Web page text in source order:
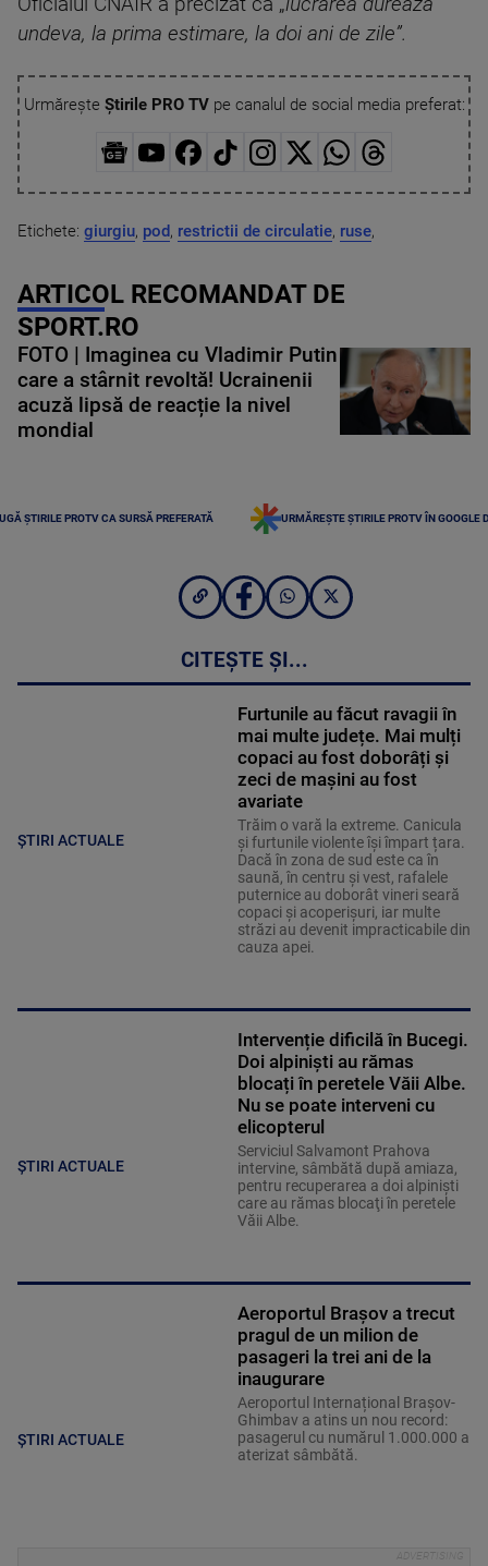
undeva, la prima estimare, la doi ani de zile”.
Urmărește Știrile PRO TVpe canalul de social media preferat:
Etichete: giurgiu, pod, restrictii de circulatie, ruse,
ARTICOL RECOMANDAT DE
SPORT.RO
FOTO | Imaginea cu Vladimir Putin
care a stârnit revoltă! Ucrainenii
acuză lipsă de reacție la nivel
mondial
ȘTIRILE PROTV CA SURSĂ PREFERATĂ URMĂREȘTE ȘTIRILE PROTV ÎN GOOGLE
CITEȘTE ȘI...
ȘTIRI ACTUALE
Furtunile au făcut ravagii în
mai multe județe. Mai mulți
copaci au fost doborâți și
zeci de mașini au fost
avariate
Trăim o vară la extreme. Canicula
și furtunile violente își împart țara.
Dacă în zona de sud este ca în
saună, în centru și vest, rafalele
puternice au doborât vineri seară
copaci și acoperișuri, iar multe
străzi au devenit impracticabile din
cauza apei.
ȘTIRI ACTUALE
Intervenție dificilă în Bucegi.
Doi alpiniști au rămas
blocați în peretele Văii Albe.
Nu se poate interveni cu
elicopterul
Serviciul Salvamont Prahova
intervine, sâmbătă după amiaza,
pentru recuperarea a doi alpinişti
care au rămas blocaţi în peretele
Văii Albe.
ȘTIRI ACTUALE
Aeroportul Brașov a trecut
pragul de un milion de
pasageri la trei ani de la
inaugurare
Aeroportul Internațional Brașov-
Ghimbav a atins un nou record:
pasagerul cu numărul 1.000.000 a
aterizat sâmbătă.